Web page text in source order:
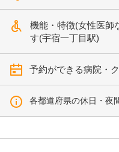
機能・特徴(女性医師
す(宇宿一丁目駅)
予約ができる病院・
各都道府県の休日・夜